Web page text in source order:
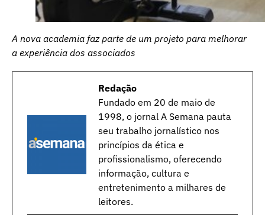
A nova academia faz parte de um projeto para melhorar
a experiência dos associados
Redação
Fundado em 20 de maio de
1998, o jornal A Semana pauta
seu trabalho jornalístico nos
princípios da ética e
profissionalismo, oferecendo
informação, cultura e
entretenimento a milhares de
leitores.